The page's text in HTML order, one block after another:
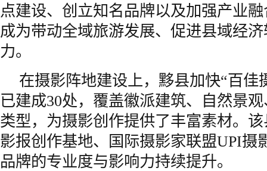
点建设、创立知名品牌以及加强产业
成为带动全域旅游发展、促进县域经
力。
在摄影阵地建设上，黟县加快“百佳
已建成30处，覆盖徽派建筑、自然景
类型，为摄影创作提供了丰富素材。
影报创作基地、国际摄影家联盟UPI摄
品牌的专业度与影响力持续提升。